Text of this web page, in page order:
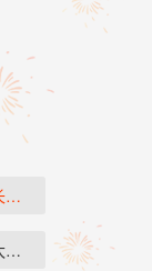
，顷…
太知道…